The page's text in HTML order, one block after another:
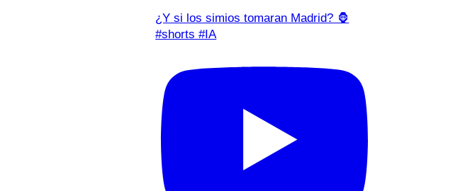
¿Y si los simios tomaran Madrid? 🦍
#shorts #IA